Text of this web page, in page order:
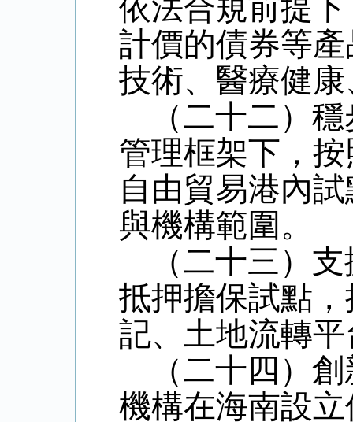
依法合規前提
計價的債券等
技術、醫療健
（二十二）
管理框架下，
自由貿易港內
與機構範圍。
（二十三）
抵押擔保試點
記、土地流轉
（二十四）
機構在海南設